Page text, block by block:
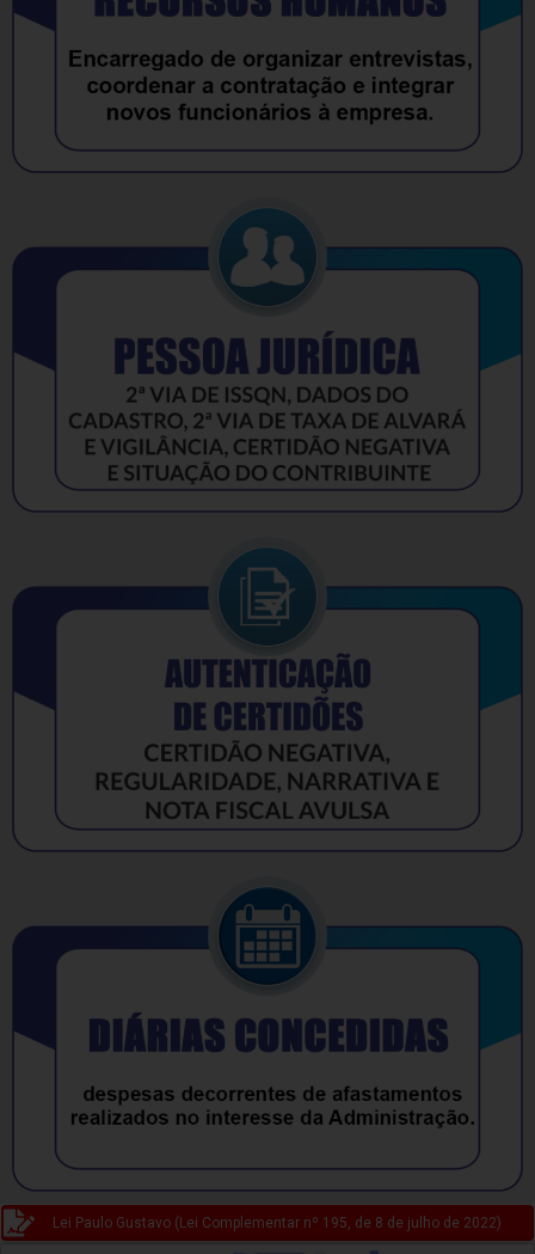
Lei Paulo Gustavo (Lei Complementar nº 195, de 8 de julho de 2022)